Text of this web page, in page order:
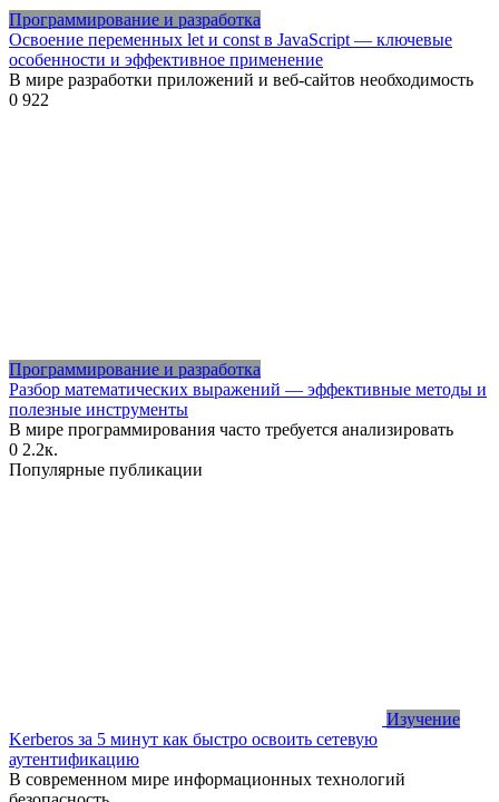
Программирование и разработка
Освоение переменных let и const в JavaScript — ключевые
особенности и эффективное применение
В мире разработки приложений и веб-сайтов необходимость
0 922
Программирование и разработка
Разбор математических выражений — эффективные методы и
полезные инструменты
В мире программирования часто требуется анализировать
0 2.2к.
Популярные публикации
Изучение
Kerberos за 5 минут как быстро освоить сетевую
аутентификацию
В современном мире информационных технологий